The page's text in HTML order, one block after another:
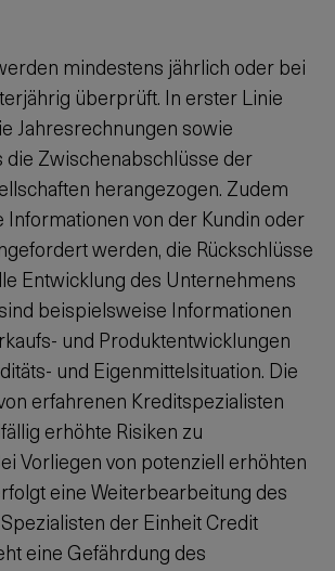
mindestens jährlich oder bei
überprüft. In erster Linie
Jahresrechnungen sowie
die Zwischenabschlüsse der
herangezogen. Zudem
Informationen von der Kundin oder
werden, die Rückschlüsse
Entwicklung des Unternehmens
beispielsweise Informationen
und Produktentwicklungen
und Eigenmittelsituation. Die
erfahrenen Kreditspezialisten
erhöhte Risiken zu
Vorliegen von potenziell erhöhten
eine Weiterbearbeitung des
der Einheit Credit
eine Gefährdung des